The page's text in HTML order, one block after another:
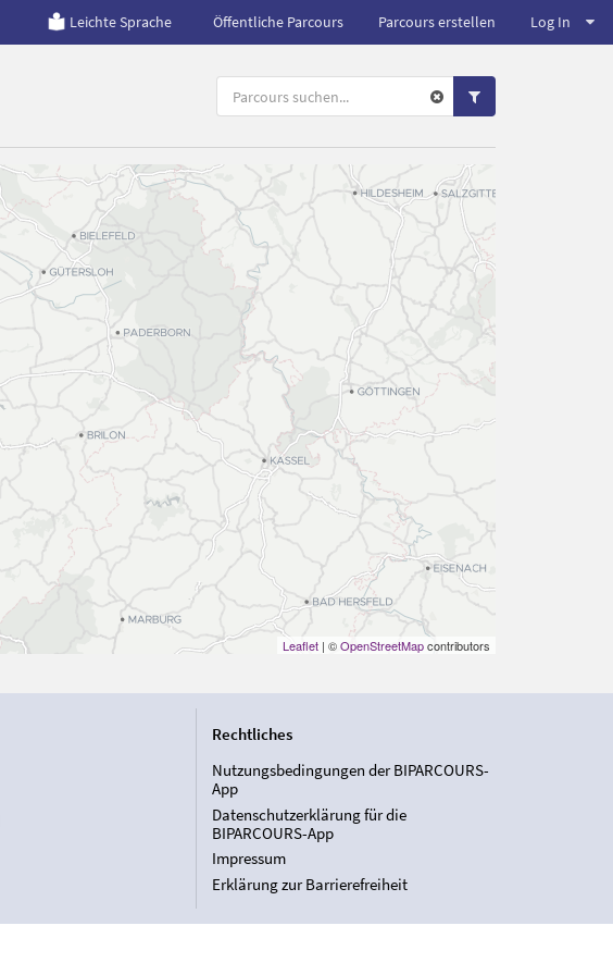
Leichte Sprache Öffentliche Parcours Parcours erstellen Log In
Leaflet| ©OpenStreetMapcontributors
Rechtliches
Nutzungsbedingungen der BIPARCOURS-
App
Datenschutzerklärung für die
BIPARCOURS-App
Impressum
Erklärung zur Barrierefreiheit